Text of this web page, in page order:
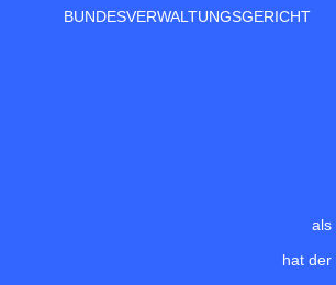
BUNDESVERWALTUNGSGERICHT
als
hat der